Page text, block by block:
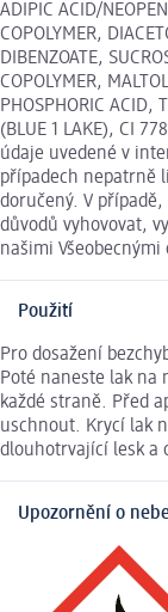
ADIPIC ACID/
COPOLYMER,
DIBENZOATE,
COPOLYMER,
PHOSPHORIC ACID,
(BLUE 1 LAKE), CI
údaje uvedené v
případech nepatrně
doručený. V
důvodů vyhovovat,
našimi
Použití
Pro dosažení
Poté naneste lak na
každé straně. Před
uschnout. Krycí lak
dlouhotrvající lesk a
Upozornění o